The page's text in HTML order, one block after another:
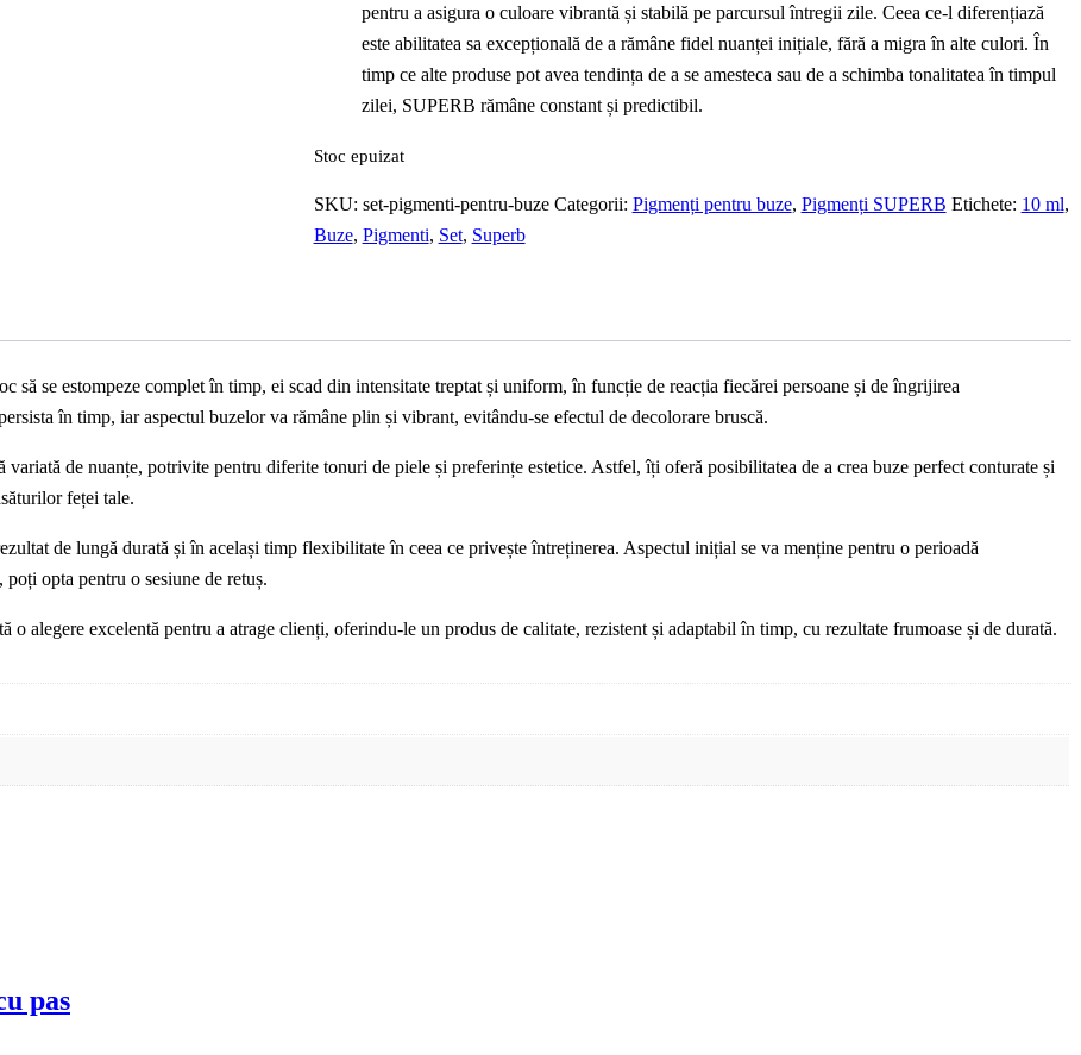
pentru a asigura o culoare vibrantă și stabilă pe parcursul întregii zile. Ceea ce-l diferențiază
este abilitatea sa excepțională de a rămâne fidel nuanței inițiale, fără a migra în alte culori. În
timp ce alte produse pot avea tendința de a se amesteca sau de a schimba tonalitatea în timpul
zilei, SUPERB rămâne constant și predictibil.
Stoc epuizat
SKU: set-pigmenti-pentru-buze Categorii: Pigmenți pentru buze, Pigmenți SUPERB Etichete: 10 ml,
Buze, Pigmenti, Set, Superb
să se estompeze complet în timp, ei scad din intensitate treptat și uniform, în funcție de reacția fiecărei persoane și de îngrijirea
în timp, iar aspectul buzelor va rămâne plin și vibrant, evitându-se efectul de decolorare bruscă.
de nuanțe, potrivite pentru diferite tonuri de piele și preferințe estetice. Astfel, îți oferă posibilitatea de a crea buze perfect conturate și
feței tale.
de lungă durată și în același timp flexibilitate în ceea ce privește întreținerea. Aspectul inițial se va menține pentru o perioadă
opta pentru o sesiune de retuș.
alegere excelentă pentru a atrage clienți, oferindu-le un produs de calitate, rezistent și adaptabil în timp, cu rezultate frumoase și de durată.
pas